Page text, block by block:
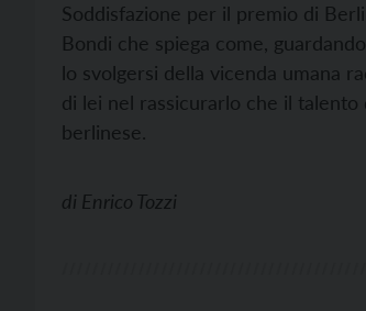
Soddisfazione per il premio di
Bondi che spiega come,
lo svolgersi della vicenda umana
di lei nel rassicurarlo che il
berlinese.
di Enrico Tozzi